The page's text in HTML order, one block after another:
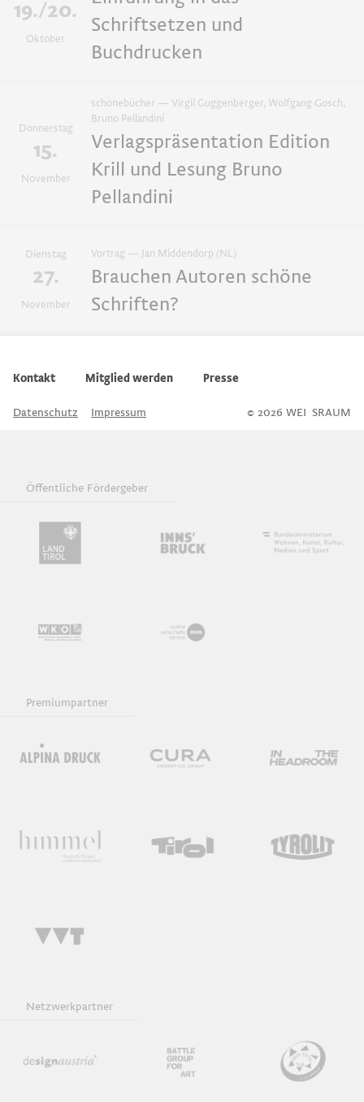
19./20.
Oktober
Schriftsetzen und
Buchdrucken
Donnerstag
15.
November
schönebücher — Virgil Guggenberger, Wolfgang Gosch,
Bruno Pellandini
Verlagspräsentation Edition
Krill und Lesung Bruno
Pellandini
Dienstag
27.
November
Vortrag — Jan Middendorp (NL)
Brauchen Autoren schöne
Schriften?
Kontakt Mitglied werden Presse
Datenschutz Impressum © 2026 WEI SRAUM
Öffentliche Fördergeber
Premiumpartner
Netzwerkpartner